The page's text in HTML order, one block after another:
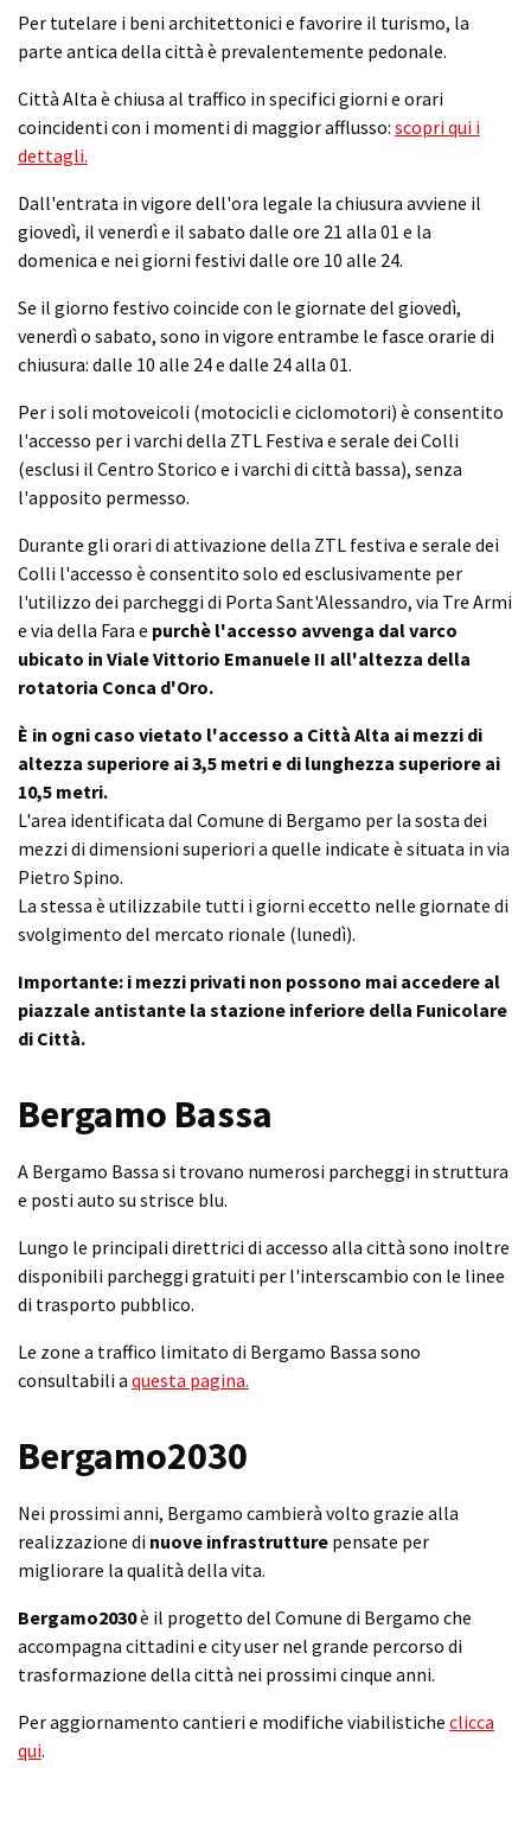
Per tutelare i beni architettonici e favorire il turismo, la
parte antica della città è prevalentemente pedonale.
Città Alta è chiusa al traffico in specifici giorni e orari
coincidenti con i momenti di maggior afflusso: scopri qui i
dettagli.
Dall'entrata in vigore dell'ora legale la chiusura avviene il
giovedì, il venerdì e il sabato dalle ore 21 alla 01 e la
domenica e nei giorni festivi dalle ore 10 alle 24.
Se il giorno festivo coincide con le giornate del giovedì,
venerdì o sabato, sono in vigore entrambe le fasce orarie di
chiusura: dalle 10 alle 24 e dalle 24 alla 01.
Per i soli motoveicoli (motocicli e ciclomotori) è consentito
l'accesso per i varchi della ZTL Festiva e serale dei Colli
(esclusi il Centro Storico e i varchi di città bassa), senza
l'apposito permesso.
Durante gli orari di attivazione della ZTL festiva e serale dei
Colli l'accesso è consentito solo ed esclusivamente per
l'utilizzo dei parcheggi di Porta Sant'Alessandro, via Tre Armi
e via della Fara e purchè l'accesso avvenga dal varco
ubicato in Viale Vittorio Emanuele II all'altezza della
rotatoria Conca d'Oro.
È in ogni caso vietato l'accesso a Città Alta ai mezzi di
altezza superiore ai 3,5 metri e di lunghezza superiore ai
10,5 metri.
L'area identificata dal Comune di Bergamo per la sosta dei
mezzi di dimensioni superiori a quelle indicate è situata in via
Pietro Spino.
La stessa è utilizzabile tutti i giorni eccetto nelle giornate di
svolgimento del mercato rionale (lunedì).
Importante: i mezzi privati non possono mai accedere al
piazzale antistante la stazione inferiore della Funicolare
di Città.
Bergamo Bassa
A Bergamo Bassa si trovano numerosi parcheggi in struttura
e posti auto su strisce blu.
Lungo le principali direttrici di accesso alla città sono inoltre
disponibili parcheggi gratuiti per l'interscambio con le linee
di trasporto pubblico.
Le zone a traffico limitato di Bergamo Bassa sono
consultabili a questa pagina.
Bergamo2030
Nei prossimi anni, Bergamo cambierà volto grazie alla
realizzazione di nuove infrastrutture pensate per
migliorare la qualità della vita.
Bergamo2030è il progetto del Comune di Bergamo che
accompagna cittadini e city user nel grande percorso di
trasformazione della città nei prossimi cinque anni.
Per aggiornamento cantieri e modifiche viabilistiche clicca
qui.